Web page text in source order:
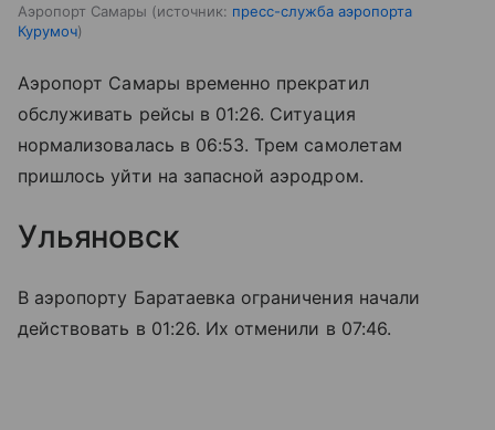
Аэропорт Самары источник: пресс-служба аэропорта
Курумоч
Аэропорт Самары временно прекратил
обслуживать рейсы в 01:26. Ситуация
нормализовалась в 06:53. Трем самолетам
пришлось уйти на запасной аэродром.
Ульяновск
В аэропорту Баратаевка ограничения начали
действовать в 01:26. Их отменили в 07:46.